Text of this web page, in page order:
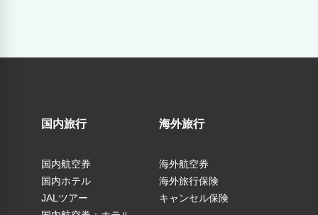
国内旅行
国内航空券
国内ホテル
JALツアー
海外旅行
海外航空券
海外旅行保険
キャンセル保険